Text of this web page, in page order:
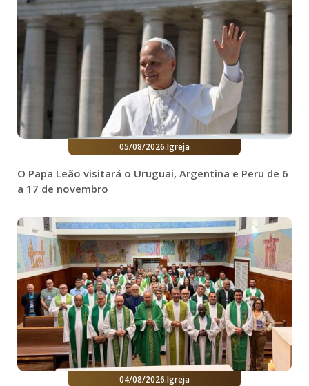
05/08/2026.Igreja
O Papa Leão visitará o Uruguai, Argentina e Peru de 6
a 17 de novembro
04/08/2026.Igreja